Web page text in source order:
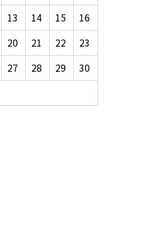
13 14 15
16
20 21 22
23
27 28 29
30